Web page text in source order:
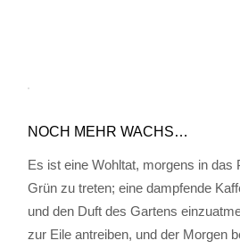
NOCH MEHR WACHS…
Es ist eine Wohltat, morgens in das
Grün zu treten; eine dampfende
und den Duft des Gartens
zur Eile antreiben, und der Morgen